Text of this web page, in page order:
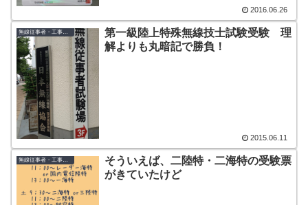
2016.06.26
無線従事者・工事担任者
第一級陸上特殊無線技士試験受験 理
解よりも丸暗記で勝負！
2015.06.11
無線従事者・工事担任者
そういえば、二陸特・二海特の受験票
がきていたけど